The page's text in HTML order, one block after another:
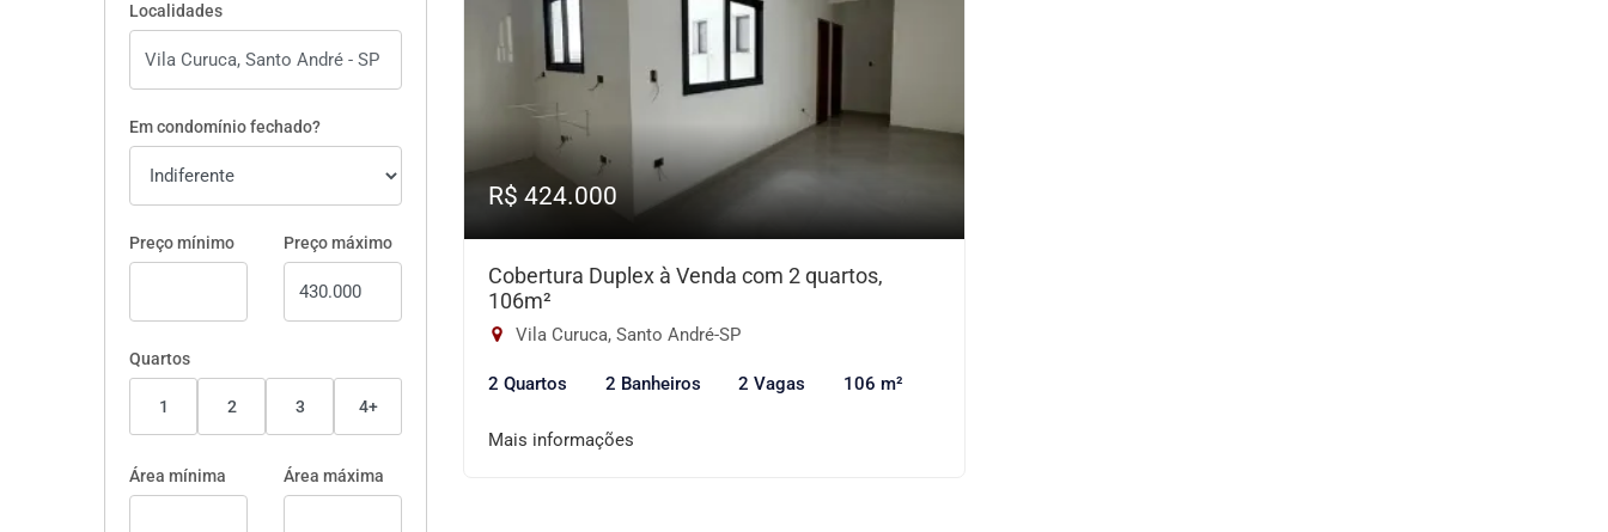
Localidades
Em condomínio fechado?
Preço mínimo Preço máximo
Quartos
1 2 3 4+
Área mínima Área máxima
R$ 424.000
Cobertura Duplex à Venda com 2 quartos,
106m²
Vila Curuca, Santo André-SP
2 Quartos 2 Banheiros 2 Vagas 106 m²
Mais informações